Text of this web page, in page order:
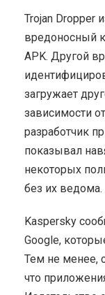
Trojan Dropper
вредоносный
APK. Другой
загружает
зависимости
разработчик
показывал
некоторых
без их ведома.
Kaspersky
Google,
Тем не менее,
что